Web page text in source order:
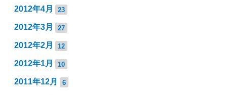
2012年4月 23
2012年3月 27
2012年2月 12
2012年1月 10
2011年12月 6